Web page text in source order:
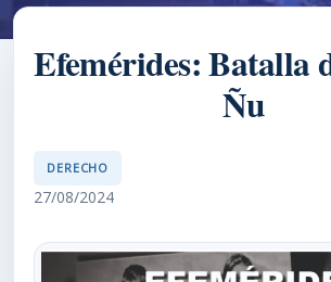
Efemérides: Batalla
Ñu
DERECHO
27/08/2024